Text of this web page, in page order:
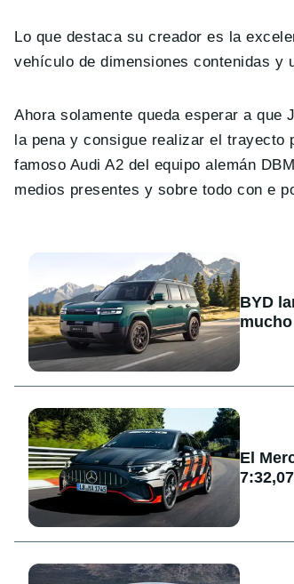
Lo que destaca su creador es la
vehículo de dimensiones contenidas y
Ahora solamente queda esperar a que
la pena y consigue realizar el trayecto
famoso Audi A2 del equipo alemán
medios presentes y sobre todo con e
BYD
El